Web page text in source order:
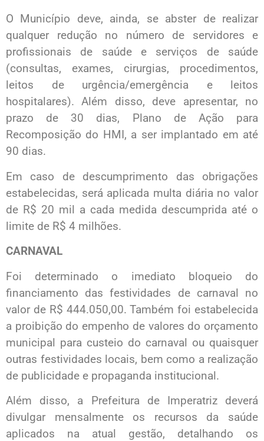
O Município deve, ainda, se abster de realizar
qualquer redução no número de servidores e
profissionais de saúde e serviços de saúde
(consultas, exames, cirurgias, procedimentos,
leitos de urgência/emergência e leitos
hospitalares). Além disso, deve apresentar, no
prazo de 30 dias, Plano de Ação para
Recomposição do HMI, a ser implantado em até
90 dias.
Em caso de descumprimento das obrigações
estabelecidas, será aplicada multa diária no valor
de R$ 20 mil a cada medida descumprida até o
limite de R$ 4 milhões.
CARNAVAL
Foi determinado o imediato bloqueio do
financiamento das festividades de carnaval no
valor de R$ 444.050,00. Também foi estabelecida
a proibição do empenho de valores do orçamento
municipal para custeio do carnaval ou quaisquer
outras festividades locais, bem como a realização
de publicidade e propaganda institucional.
Além disso, a Prefeitura de Imperatriz deverá
divulgar mensalmente os recursos da saúde
aplicados na atual gestão, detalhando os